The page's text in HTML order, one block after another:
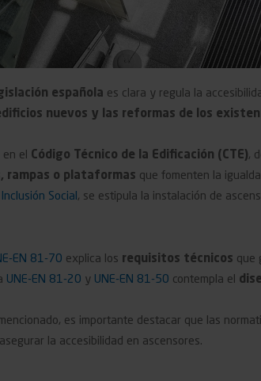
española es clara y regula la
nuevos y las reformas de los
en el Código Técnico de la Edificación (CTE) ,
rampas o plataformas que fomenten la
Social, se estipula la instalación de
EN 81-70 explica los requisitos técnicos que
UNE-EN 81-20 y UNE-EN 81-50 contempla el
es importante destacar que las
la accesibilidad en ascensores.